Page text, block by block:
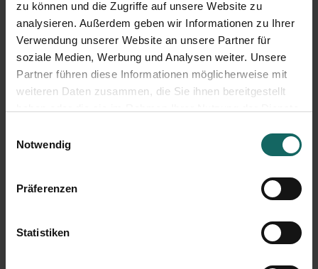
zu können und die Zugriffe auf unsere Website zu
analysieren. Außerdem geben wir Informationen zu Ihrer
Verwendung unserer Website an unsere Partner für
soziale Medien, Werbung und Analysen weiter. Unsere
Partner führen diese Informationen möglicherweise mit
weiteren Daten zusammen, die Sie ihnen bereitgestellt
Notwendig
Präferenzen
Statistiken